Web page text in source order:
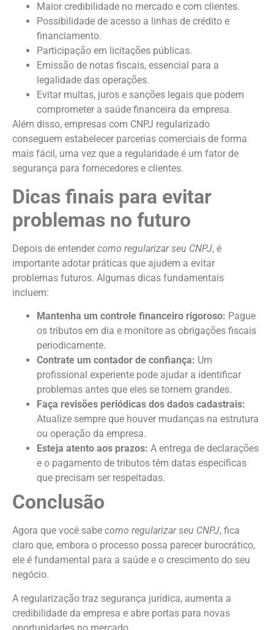
Maior credibilidade no mercado e com clientes.
Possibilidade de acesso a linhas de crédito e
financiamento.
Participação em licitações públicas.
Emissão de notas fiscais, essencial para a
legalidade das operações.
Evitar multas, juros e sanções legais que podem
comprometer a saúde financeira da empresa.
Além disso, empresas com CNPJ regularizado
conseguem estabelecer parcerias comerciais de forma
mais fácil, uma vez que a regularidade é um fator de
segurança para fornecedores e clientes.
Dicas finais para evitar
problemas no futuro
Depois de entender como regularizar seu CNPJ, é
importante adotar práticas que ajudem a evitar
problemas futuros. Algumas dicas fundamentais
incluem:
Mantenha um controle financeiro rigoroso: Pague
os tributos em dia e monitore as obrigações fiscais
periodicamente.
Contrate um contador de confiança: Um
profissional experiente pode ajudar a identificar
problemas antes que eles se tornem grandes.
Faça revisões periódicas dos dados cadastrais:
Atualize sempre que houver mudanças na estrutura
ou operação da empresa.
Esteja atento aos prazos: A entrega de declarações
e o pagamento de tributos têm datas específicas
que precisam ser respeitadas.
Conclusão
Agora que você sabe como regularizar seu CNPJ, fica
claro que, embora o processo possa parecer burocrático,
ele é fundamental para a saúde e o crescimento do seu
negócio.
A regularização traz segurança jurídica, aumenta a
credibilidade da empresa e abre portas para novas
oportunidades no mercado.